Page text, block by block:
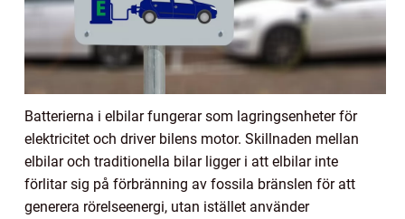
Batterierna i elbilar fungerar som lagringsenheter för
elektricitet och driver bilens motor. Skillnaden mellan
elbilar och traditionella bilar ligger i att elbilar inte
förlitar sig på förbränning av fossila bränslen för att
generera rörelseenergi, utan istället använder